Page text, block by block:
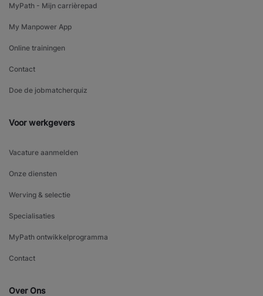
MyPath - Mijn carrièrepad
My Manpower App
Online trainingen
Contact
Doe de jobmatcherquiz
Voor werkgevers
Vacature aanmelden
Onze diensten
Werving & selectie
Specialisaties
MyPath ontwikkelprogramma
Contact
Over Ons